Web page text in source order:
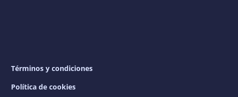
Términos y condiciones
Política de cookies